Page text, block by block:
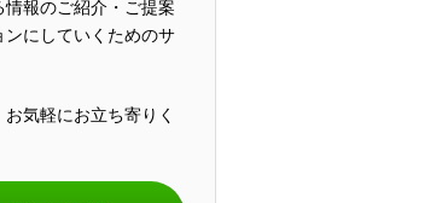
報のご紹介・ご提案
にしていくためのサ
気軽にお立ち寄りく